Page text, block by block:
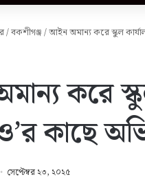
/বকশীগঞ্জ/আইন অমান্য করে স্কুল
করে
কাছে
সেপ্টেম্বর ২৩, ২০২৫